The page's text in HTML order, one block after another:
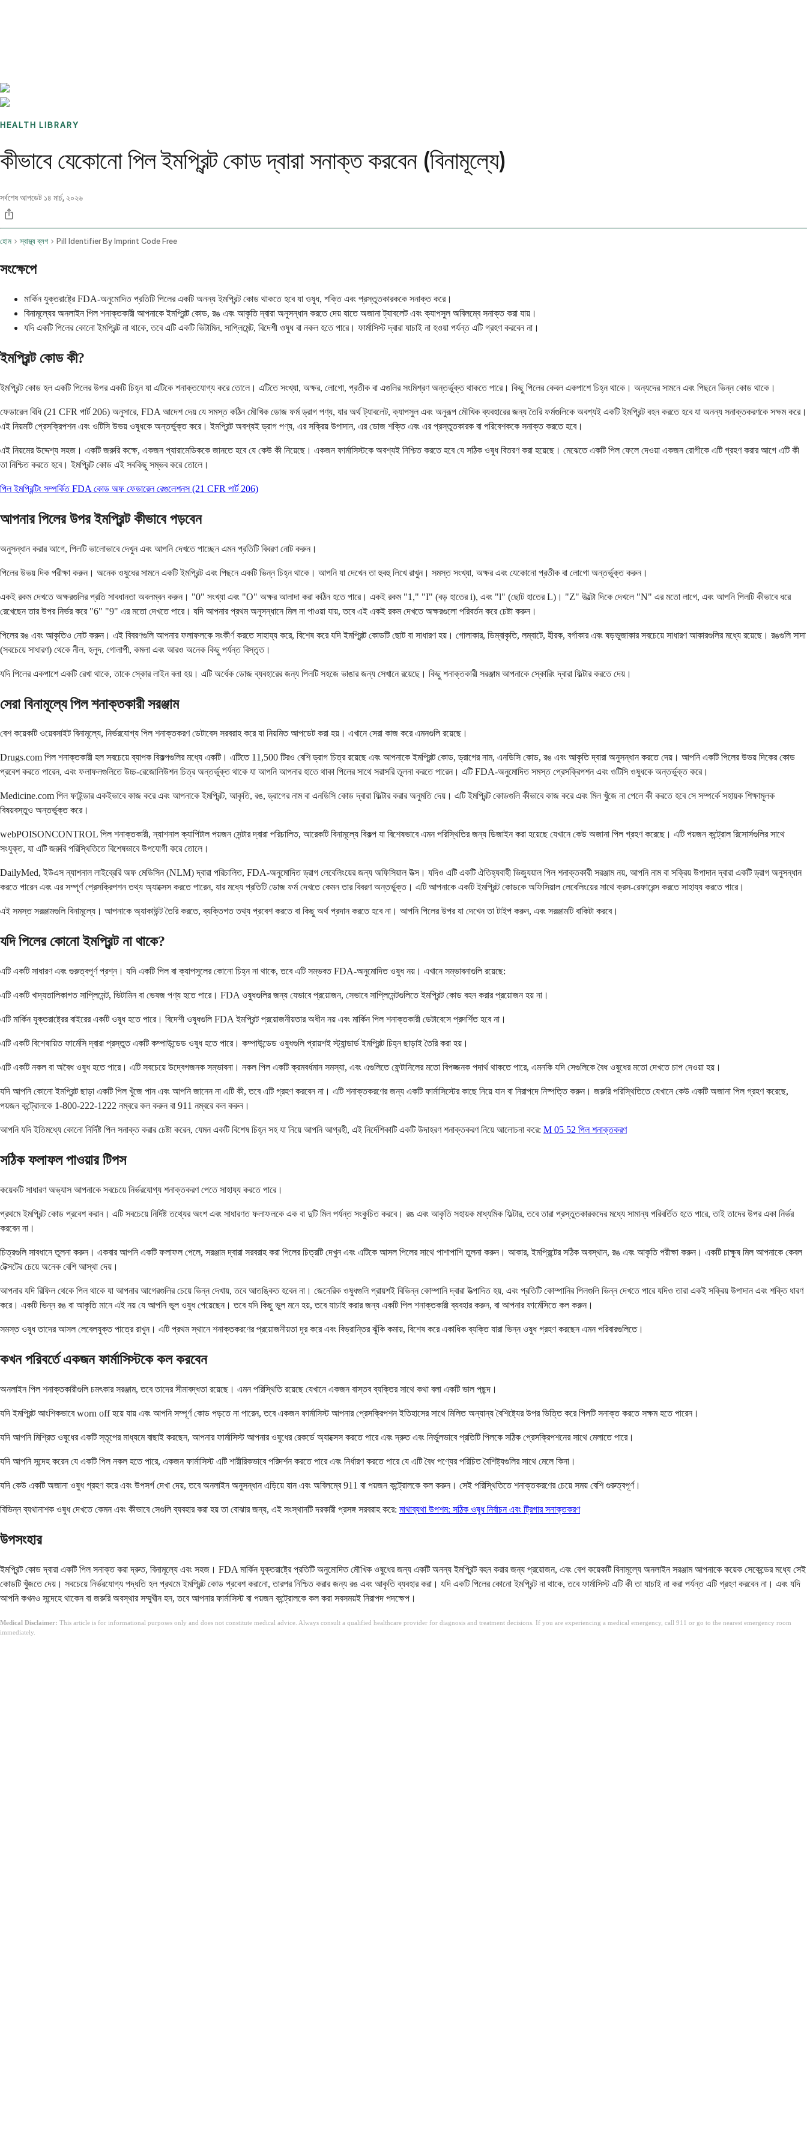
HEALTH LIBRARY
কীভাবে যেকোনো পিল ইমপ্রিন্ট কোড দ্বারা সনাক্ত করবেন (বিনামূল্যে)
সর্বশেষ আপডেট ১৪ মার্চ, ২০২৬
হোম স্বাস্থ্য ব্লগ Pill Identifier By Imprint Code Free
সংক্ষেপে
মার্কিন যুক্তরাষ্ট্রে FDA-অনুমোদিত প্রতিটি পিলের একটি অনন্য ইমপ্রিন্ট কোড থাকতে হবে যা ওষুধ, শক্তি এবং প্রস্তুতকারককে সনাক্ত করে।
বিনামূল্যের অনলাইন পিল শনাক্তকারী আপনাকে ইমপ্রিন্ট কোড, রঙ এবং আকৃতি দ্বারা অনুসন্ধান করতে দেয় যাতে অজানা ট্যাবলেট এবং ক্যাপসুল অবিলম্বে সনাক্ত করা যায়।
যদি একটি পিলের কোনো ইমপ্রিন্ট না থাকে, তবে এটি একটি ভিটামিন, সাপ্লিমেন্ট, বিদেশী ওষুধ বা নকল হতে পারে। ফার্মাসিস্ট দ্বারা যাচাই না হওয়া পর্যন্ত এটি গ্রহণ করবেন না।
ইমপ্রিন্ট কোড কী?
ইমপ্রিন্ট কোড হল একটি পিলের উপর একটি চিহ্ন যা এটিকে শনাক্তযোগ্য করে তোলে। এটিতে সংখ্যা, অক্ষর, লোগো, প্রতীক বা এগুলির সংমিশ্রণ অন্তর্ভুক্ত থাকতে পারে। কিছু পিলের কেবল একপাশে চিহ্ন থাকে। অন্যদের সামনে এবং পিছনে ভিন্ন কোড থাকে।
ফেডারেল বিধি (21 CFR পার্ট 206) অনুসারে, FDA আদেশ দেয় যে সমস্ত কঠিন মৌখিক ডোজ ফর্ম ড্রাগ পণ্য, যার অর্থ ট্যাবলেট, ক্যাপসুল এবং অনুরূপ মৌখিক ব্যবহারের জন্য তৈরি ফর্মগুলিকে অবশ্যই একটি ইমপ্রিন্ট বহন করতে হবে যা অনন্য সনাক্তকরণকে সক্ষম করে।
এই নিয়মটি প্রেসক্রিপশন এবং ওটিসি উভয় ওষুধকে অন্তর্ভুক্ত করে। ইমপ্রিন্ট অবশ্যই ড্রাগ পণ্য, এর সক্রিয় উপাদান, এর ডোজ শক্তি এবং এর প্রস্তুতকারক বা পরিবেশককে সনাক্ত করতে হবে।
এই নিয়মের উদ্দেশ্য সহজ। একটি জরুরি কক্ষে, একজন প্যারামেডিককে জানতে হবে যে কেউ কী নিয়েছে। একজন ফার্মাসিস্টকে অবশ্যই নিশ্চিত করতে হবে যে সঠিক ওষুধ বিতরণ করা হয়েছে। মেঝেতে একটি পিল ফেলে দেওয়া একজন রোগীকে এটি গ্রহণ করার আগে এটি কী
তা নিশ্চিত করতে হবে। ইমপ্রিন্ট কোড এই সবকিছু সম্ভব করে তোলে।
পিল ইমপ্রিন্টিং সম্পর্কিত FDA কোড অফ ফেডারেল রেগুলেশনস (21 CFR পার্ট 206)
আপনার পিলের উপর ইমপ্রিন্ট কীভাবে পড়বেন
অনুসন্ধান করার আগে, পিলটি ভালোভাবে দেখুন এবং আপনি দেখতে পাচ্ছেন এমন প্রতিটি বিবরণ নোট করুন।
পিলের উভয় দিক পরীক্ষা করুন। অনেক ওষুধের সামনে একটি ইমপ্রিন্ট এবং পিছনে একটি ভিন্ন চিহ্ন থাকে। আপনি যা দেখেন তা হুবহু লিখে রাখুন। সমস্ত সংখ্যা, অক্ষর এবং যেকোনো প্রতীক বা লোগো অন্তর্ভুক্ত করুন।
একই রকম দেখতে অক্ষরগুলির প্রতি সাবধানতা অবলম্বন করুন। "0" সংখ্যা এবং "O" অক্ষর আলাদা করা কঠিন হতে পারে। একই রকম "1," "I" (বড় হাতের i), এবং "l" (ছোট হাতের L)। "Z" উল্টো দিকে দেখলে "N" এর মতো লাগে, এবং আপনি পিলটি কীভাবে ধরে
রেখেছেন তার উপর নির্ভর করে "6" "9" এর মতো দেখতে পারে। যদি আপনার প্রথম অনুসন্ধানে মিল না পাওয়া যায়, তবে এই একই রকম দেখতে অক্ষরগুলো পরিবর্তন করে চেষ্টা করুন।
পিলের রঙ এবং আকৃতিও নোট করুন। এই বিবরণগুলি আপনার ফলাফলকে সংকীর্ণ করতে সাহায্য করে, বিশেষ করে যদি ইমপ্রিন্ট কোডটি ছোট বা সাধারণ হয়। গোলাকার, ডিম্বাকৃতি, লম্বাটে, হীরক, বর্গাকার এবং ষড়ভুজাকার সবচেয়ে সাধারণ আকারগুলির মধ্যে রয়েছে। রঙগুলি সাদা
(সবচেয়ে সাধারণ) থেকে নীল, হলুদ, গোলাপী, কমলা এবং আরও অনেক কিছু পর্যন্ত বিস্তৃত।
যদি পিলের একপাশে একটি রেখা থাকে, তাকে স্কোর লাইন বলা হয়। এটি অর্ধেক ডোজ ব্যবহারের জন্য পিলটি সহজে ভাঙার জন্য সেখানে রয়েছে। কিছু শনাক্তকারী সরঞ্জাম আপনাকে স্কোরিং দ্বারা ফিল্টার করতে দেয়।
সেরা বিনামূল্যে পিল শনাক্তকারী সরঞ্জাম
বেশ কয়েকটি ওয়েবসাইট বিনামূল্যে, নির্ভরযোগ্য পিল শনাক্তকরণ ডেটাবেস সরবরাহ করে যা নিয়মিত আপডেট করা হয়। এখানে সেরা কাজ করে এমনগুলি রয়েছে।
Drugs.com পিল শনাক্তকারী হল সবচেয়ে ব্যাপক বিকল্পগুলির মধ্যে একটি। এটিতে 11,500 টিরও বেশি ড্রাগ চিত্র রয়েছে এবং আপনাকে ইমপ্রিন্ট কোড, ড্রাগের নাম, এনডিসি কোড, রঙ এবং আকৃতি দ্বারা অনুসন্ধান করতে দেয়। আপনি একটি পিলের উভয় দিকের কোড
প্রবেশ করতে পারেন, এবং ফলাফলগুলিতে উচ্চ-রেজোলিউশন চিত্র অন্তর্ভুক্ত থাকে যা আপনি আপনার হাতে থাকা পিলের সাথে সরাসরি তুলনা করতে পারেন। এটি FDA-অনুমোদিত সমস্ত প্রেসক্রিপশন এবং ওটিসি ওষুধকে অন্তর্ভুক্ত করে।
Medicine.com পিল ফাইন্ডার একইভাবে কাজ করে এবং আপনাকে ইমপ্রিন্ট, আকৃতি, রঙ, ড্রাগের নাম বা এনডিসি কোড দ্বারা ফিল্টার করার অনুমতি দেয়। এটি ইমপ্রিন্ট কোডগুলি কীভাবে কাজ করে এবং মিল খুঁজে না পেলে কী করতে হবে সে সম্পর্কে সহায়ক শিক্ষামূলক
বিষয়বস্তুও অন্তর্ভুক্ত করে।
webPOISONCONTROL পিল শনাক্তকারী, ন্যাশনাল ক্যাপিটাল পয়জন সেন্টার দ্বারা পরিচালিত, আরেকটি বিনামূল্যে বিকল্প যা বিশেষভাবে এমন পরিস্থিতির জন্য ডিজাইন করা হয়েছে যেখানে কেউ অজানা পিল গ্রহণ করেছে। এটি পয়জন কন্ট্রোল রিসোর্সগুলির সাথে
সংযুক্ত, যা এটি জরুরি পরিস্থিতিতে বিশেষভাবে উপযোগী করে তোলে।
DailyMed, ইউএস ন্যাশনাল লাইব্রেরি অফ মেডিসিন (NLM) দ্বারা পরিচালিত, FDA-অনুমোদিত ড্রাগ লেবেলিংয়ের জন্য অফিসিয়াল উত্স। যদিও এটি একটি ঐতিহ্যবাহী ভিজ্যুয়াল পিল শনাক্তকারী সরঞ্জাম নয়, আপনি নাম বা সক্রিয় উপাদান দ্বারা একটি ড্রাগ অনুসন্ধান
করতে পারেন এবং এর সম্পূর্ণ প্রেসক্রিপশন তথ্য অ্যাক্সেস করতে পারেন, যার মধ্যে প্রতিটি ডোজ ফর্ম দেখতে কেমন তার বিবরণ অন্তর্ভুক্ত। এটি আপনাকে একটি ইমপ্রিন্ট কোডকে অফিসিয়াল লেবেলিংয়ের সাথে ক্রস-রেফারেন্স করতে সাহায্য করতে পারে।
এই সমস্ত সরঞ্জামগুলি বিনামূল্যে। আপনাকে অ্যাকাউন্ট তৈরি করতে, ব্যক্তিগত তথ্য প্রবেশ করতে বা কিছু অর্থ প্রদান করতে হবে না। আপনি পিলের উপর যা দেখেন তা টাইপ করুন, এবং সরঞ্জামটি বাকিটা করবে।
যদি পিলের কোনো ইমপ্রিন্ট না থাকে?
এটি একটি সাধারণ এবং গুরুত্বপূর্ণ প্রশ্ন। যদি একটি পিল বা ক্যাপসুলের কোনো চিহ্ন না থাকে, তবে এটি সম্ভবত FDA-অনুমোদিত ওষুধ নয়। এখানে সম্ভাবনাগুলি রয়েছে:
এটি একটি খাদ্যতালিকাগত সাপ্লিমেন্ট, ভিটামিন বা ভেষজ পণ্য হতে পারে। FDA ওষুধগুলির জন্য যেভাবে প্রয়োজন, সেভাবে সাপ্লিমেন্টগুলিতে ইমপ্রিন্ট কোড বহন করার প্রয়োজন হয় না।
এটি মার্কিন যুক্তরাষ্ট্রের বাইরের একটি ওষুধ হতে পারে। বিদেশী ওষুধগুলি FDA ইমপ্রিন্ট প্রয়োজনীয়তার অধীন নয় এবং মার্কিন পিল শনাক্তকারী ডেটাবেসে প্রদর্শিত হবে না।
এটি একটি বিশেষায়িত ফার্মেসি দ্বারা প্রস্তুত একটি কম্পাউন্ডেড ওষুধ হতে পারে। কম্পাউন্ডেড ওষুধগুলি প্রায়শই স্ট্যান্ডার্ড ইমপ্রিন্ট চিহ্ন ছাড়াই তৈরি করা হয়।
এটি একটি নকল বা অবৈধ ওষুধ হতে পারে। এটি সবচেয়ে উদ্বেগজনক সম্ভাবনা। নকল পিল একটি ক্রমবর্ধমান সমস্যা, এবং এগুলিতে ফেন্টানিলের মতো বিপজ্জনক পদার্থ থাকতে পারে, এমনকি যদি সেগুলিকে বৈধ ওষুধের মতো দেখতে চাপ দেওয়া হয়।
যদি আপনি কোনো ইমপ্রিন্ট ছাড়া একটি পিল খুঁজে পান এবং আপনি জানেন না এটি কী, তবে এটি গ্রহণ করবেন না। এটি শনাক্তকরণের জন্য একটি ফার্মাসিস্টের কাছে নিয়ে যান বা নিরাপদে নিষ্পত্তি করুন। জরুরি পরিস্থিতিতে যেখানে কেউ একটি অজানা পিল গ্রহণ করেছে,
পয়জন কন্ট্রোলকে 1-800-222-1222 নম্বরে কল করুন বা 911 নম্বরে কল করুন।
আপনি যদি ইতিমধ্যে কোনো নির্দিষ্ট পিল সনাক্ত করার চেষ্টা করেন, যেমন একটি বিশেষ চিহ্ন সহ যা নিয়ে আপনি আগ্রহী, এই নির্দেশিকাটি একটি উদাহরণ শনাক্তকরণ নিয়ে আলোচনা করে: M 05 52 পিল শনাক্তকরণ
সঠিক ফলাফল পাওয়ার টিপস
কয়েকটি সাধারণ অভ্যাস আপনাকে সবচেয়ে নির্ভরযোগ্য শনাক্তকরণ পেতে সাহায্য করতে পারে।
প্রথমে ইমপ্রিন্ট কোড প্রবেশ করান। এটি সবচেয়ে নির্দিষ্ট তথ্যের অংশ এবং সাধারণত ফলাফলকে এক বা দুটি মিল পর্যন্ত সংকুচিত করবে। রঙ এবং আকৃতি সহায়ক মাধ্যমিক ফিল্টার, তবে তারা প্রস্তুতকারকদের মধ্যে সামান্য পরিবর্তিত হতে পারে, তাই তাদের উপর একা নির্ভর
করবেন না।
চিত্রগুলি সাবধানে তুলনা করুন। একবার আপনি একটি ফলাফল পেলে, সরঞ্জাম দ্বারা সরবরাহ করা পিলের চিত্রটি দেখুন এবং এটিকে আসল পিলের সাথে পাশাপাশি তুলনা করুন। আকার, ইমপ্রিন্টের সঠিক অবস্থান, রঙ এবং আকৃতি পরীক্ষা করুন। একটি চাক্ষুষ মিল আপনাকে কেবল
টেক্সটের চেয়ে অনেক বেশি আস্থা দেয়।
আপনার যদি রিফিল থেকে পিল থাকে যা আপনার আগেরগুলির চেয়ে ভিন্ন দেখায়, তবে আতঙ্কিত হবেন না। জেনেরিক ওষুধগুলি প্রায়শই বিভিন্ন কোম্পানি দ্বারা উত্পাদিত হয়, এবং প্রতিটি কোম্পানির পিলগুলি ভিন্ন দেখতে পারে যদিও তারা একই সক্রিয় উপাদান এবং শক্তি ধারণ
করে। একটি ভিন্ন রঙ বা আকৃতি মানে এই নয় যে আপনি ভুল ওষুধ পেয়েছেন। তবে যদি কিছু ভুল মনে হয়, তবে যাচাই করার জন্য একটি পিল শনাক্তকারী ব্যবহার করুন, বা আপনার ফার্মেসিতে কল করুন।
সমস্ত ওষুধ তাদের আসল লেবেলযুক্ত পাত্রে রাখুন। এটি প্রথম স্থানে শনাক্তকরণের প্রয়োজনীয়তা দূর করে এবং বিভ্রান্তির ঝুঁকি কমায়, বিশেষ করে একাধিক ব্যক্তি যারা ভিন্ন ওষুধ গ্রহণ করছেন এমন পরিবারগুলিতে।
কখন পরিবর্তে একজন ফার্মাসিস্টকে কল করবেন
অনলাইন পিল শনাক্তকারীগুলি চমৎকার সরঞ্জাম, তবে তাদের সীমাবদ্ধতা রয়েছে। এমন পরিস্থিতি রয়েছে যেখানে একজন বাস্তব ব্যক্তির সাথে কথা বলা একটি ভাল পছন্দ।
যদি ইমপ্রিন্ট আংশিকভাবে worn off হয়ে যায় এবং আপনি সম্পূর্ণ কোড পড়তে না পারেন, তবে একজন ফার্মাসিস্ট আপনার প্রেসক্রিপশন ইতিহাসের সাথে মিলিত অন্যান্য বৈশিষ্ট্যের উপর ভিত্তি করে পিলটি সনাক্ত করতে সক্ষম হতে পারেন।
যদি আপনি মিশ্রিত ওষুধের একটি স্তূপের মাধ্যমে বাছাই করছেন, আপনার ফার্মাসিস্ট আপনার ওষুধের রেকর্ডে অ্যাক্সেস করতে পারে এবং দ্রুত এবং নির্ভুলভাবে প্রতিটি পিলকে সঠিক প্রেসক্রিপশনের সাথে মেলাতে পারে।
যদি আপনি সন্দেহ করেন যে একটি পিল নকল হতে পারে, একজন ফার্মাসিস্ট এটি শারীরিকভাবে পরিদর্শন করতে পারে এবং নির্ধারণ করতে পারে যে এটি বৈধ পণ্যের পরিচিত বৈশিষ্ট্যগুলির সাথে মেলে কিনা।
যদি কেউ একটি অজানা ওষুধ গ্রহণ করে এবং উপসর্গ দেখা দেয়, তবে অনলাইন অনুসন্ধান এড়িয়ে যান এবং অবিলম্বে 911 বা পয়জন কন্ট্রোলকে কল করুন। সেই পরিস্থিতিতে শনাক্তকরণের চেয়ে সময় বেশি গুরুত্বপূর্ণ।
বিভিন্ন ব্যথানাশক ওষুধ দেখতে কেমন এবং কীভাবে সেগুলি ব্যবহার করা হয় তা বোঝার জন্য, এই সংস্থানটি দরকারী প্রসঙ্গ সরবরাহ করে: মাথাব্যথা উপশম: সঠিক ওষুধ নির্বাচন এবং ট্রিগার সনাক্তকরণ
উপসংহার
ইমপ্রিন্ট কোড দ্বারা একটি পিল সনাক্ত করা দ্রুত, বিনামূল্যে এবং সহজ। FDA মার্কিন যুক্তরাষ্ট্রে প্রতিটি অনুমোদিত মৌখিক ওষুধের জন্য একটি অনন্য ইমপ্রিন্ট বহন করার জন্য প্রয়োজন, এবং বেশ কয়েকটি বিনামূল্যে অনলাইন সরঞ্জাম আপনাকে কয়েক সেকেন্ডের মধ্যে সেই
কোডটি খুঁজতে দেয়। সবচেয়ে নির্ভরযোগ্য পদ্ধতি হল প্রথমে ইমপ্রিন্ট কোড প্রবেশ করানো, তারপর নিশ্চিত করার জন্য রঙ এবং আকৃতি ব্যবহার করা। যদি একটি পিলের কোনো ইমপ্রিন্ট না থাকে, তবে ফার্মাসিস্ট এটি কী তা যাচাই না করা পর্যন্ত এটি গ্রহণ করবেন না। এবং যদি
আপনি কখনও সন্দেহে থাকেন বা জরুরি অবস্থার সম্মুখীন হন, তবে আপনার ফার্মাসিস্ট বা পয়জন কন্ট্রোলকে কল করা সবসময়ই নিরাপদ পদক্ষেপ।
Medical Disclaimer: This article is for informational purposes only and does not constitute medical advice. Always consult a qualified healthcare provider for diagnosis and treatment decisions. If you are experiencing a medical emergency, call 911 or go to the nearest emergency room
immediately.